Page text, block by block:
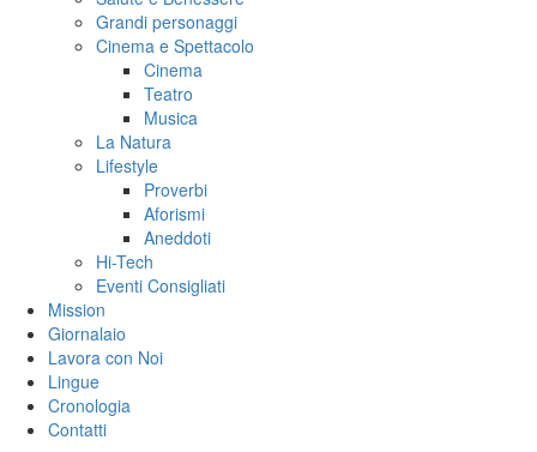
Grandi personaggi
Cinema e Spettacolo
Cinema
Teatro
Musica
La Natura
Lifestyle
Proverbi
Aforismi
Aneddoti
Hi-Tech
Eventi Consigliati
Mission
Giornalaio
Lavora con Noi
Lingue
Cronologia
Contatti